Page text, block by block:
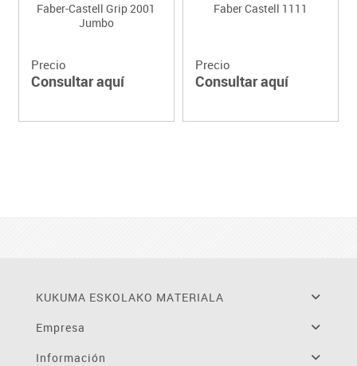
Faber-Castell Grip 2001
Jumbo
Precio
Consultar aquí
Faber Castell 1111
Precio
Consultar aquí
KUKUMA ESKOLAKO MATERIALA
Empresa
Información